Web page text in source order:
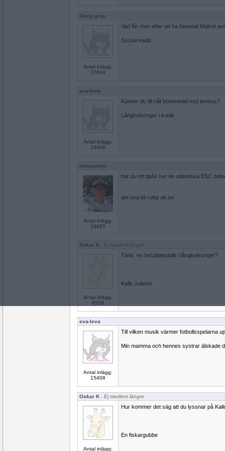
Greta grus
Antal inlägg:
27944
Vad får man efter att ha bevistat Malmö
Sockervadd.
eva-leva
Antal inlägg:
15408
Känner du till nåt botemedel mot tinnitus?
Långkalsonger i kubik
remvanrijn
Antal inlägg:
16685
har du ett tipås hur de utländska ESC
det ska bli roligt att se
Oskar K - Ej medlem längre
Antal inlägg:
6529
Tänk, en hel jättepublik i långkalsonger?
Kalle Jularbo
eva-leva
Antal inlägg:
15408
Till vilken musik värmer fotbollsspelarna
Min mamma och hennes systrar älskade
Oskar K - Ej medlem längre
Antal inlägg:
Hur kommer det säg att du lyssnar på
En fiskargubbe